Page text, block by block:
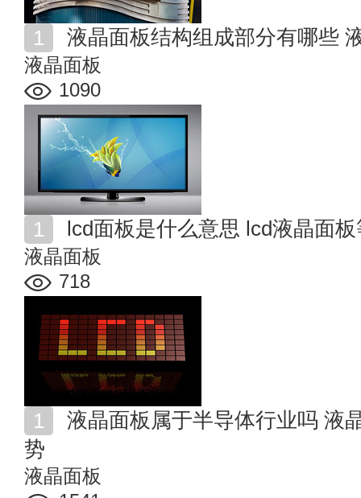
液晶面板结构组成部分有哪些
液晶面板
1090
lcd面板是什么意思 lcd液晶面
液晶面板
718
势
液晶面板